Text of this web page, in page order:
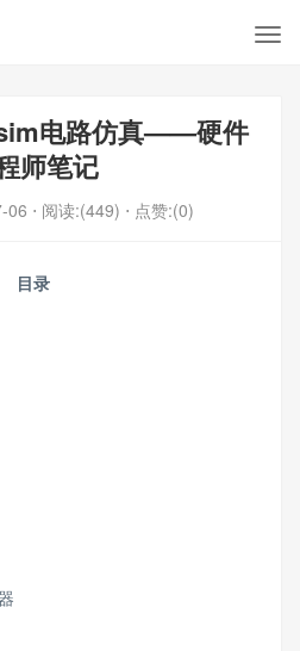
电路仿真——硬件
师笔记
06 ⋅ 阅读:(449) ⋅ 点赞:(0)
目录